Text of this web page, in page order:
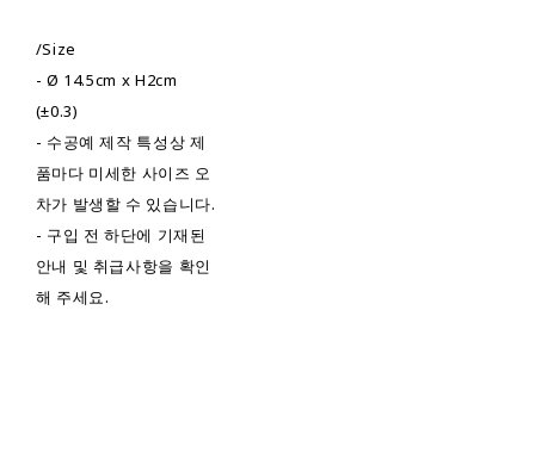
/Size
- Ø 14.5cm x H2cm
(±0.3)
- 수공예 제작 특성상 제
품마다 미세한 사이즈 오
차가 발생할 수 있습니다.
- 구입 전 하단에 기재된
안내 및 취급사항을 확인
해 주세요.